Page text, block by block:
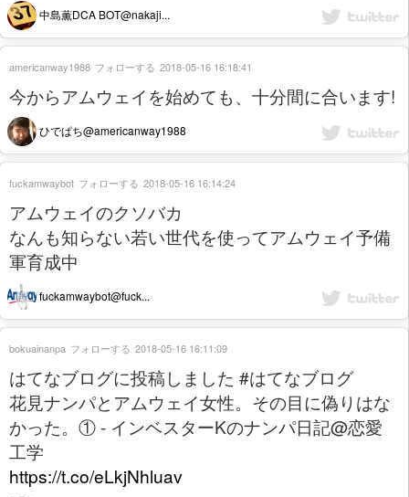
中島薫DCA BOT@nakaji...
今からアムウェイを始めても、十分間に合います!
ひでぱち@americanway1988
americanway1988 フォローする 2018-05-16 16:18:41
アムウェイのクソバカ
なんも知らない若い世代を使ってアムウェイ予備
軍育成中
fuckamwaybot@fuck...
fuckamwaybot フォローする 2018-05-16 16:14:24
はてなブログに投稿しました #はてなブログ
花見ナンパとアムウェイ女性。その目に偽りはな
かった。① - インベスターKのナンパ日記@恋愛
工学
https://t.co/eLkjNhluav
bokuainanpa フォローする 2018-05-16 16:11:09